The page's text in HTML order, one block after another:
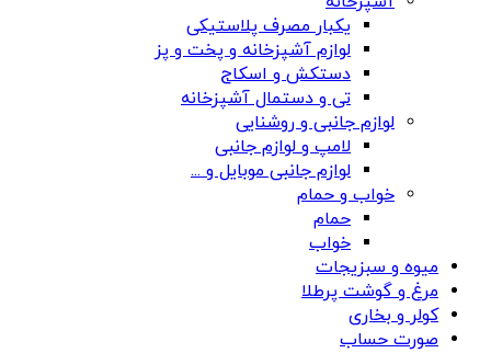
یکبار مصرف پلاستیکی
لوازم آشپزخانه و پخت و پز
دستکش و اسکاج
تی و دستمال آشپزخانه
لوازم جانبی و روشنایی
لامپ و لوازم جانبی
لوازم جانبی موبایل و ...
خواب و حمام
حمام
خواب
میوه و سبزیجات
مرغ و گوشت پرطلا
کولر و بخاری
صورت حساب